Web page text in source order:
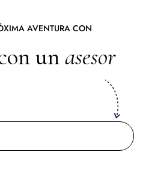
AVENTURA CON
unasesor